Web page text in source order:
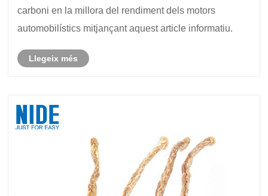
carboni en la millora del rendiment dels motors
automobilístics mitjançant aquest article informatiu.
Llegeix més